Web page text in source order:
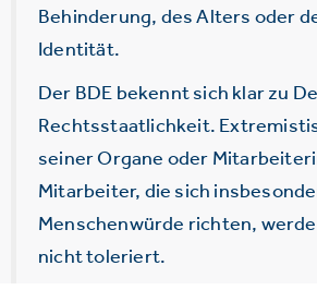
Behinderung, des Alters oder
Identität.
Der BDE bekennt sich klar zu
Rechtsstaatlichkeit.
seiner Organe oder
Mitarbeiter, die sich
Menschenwürde richten,
nicht toleriert.